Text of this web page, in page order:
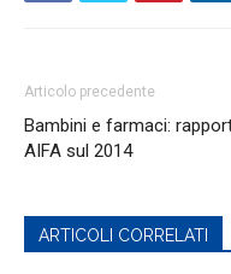
Articolo precedente
Bambini e farmaci:
AIFA sul 2014
ARTICOLI CORRELATI